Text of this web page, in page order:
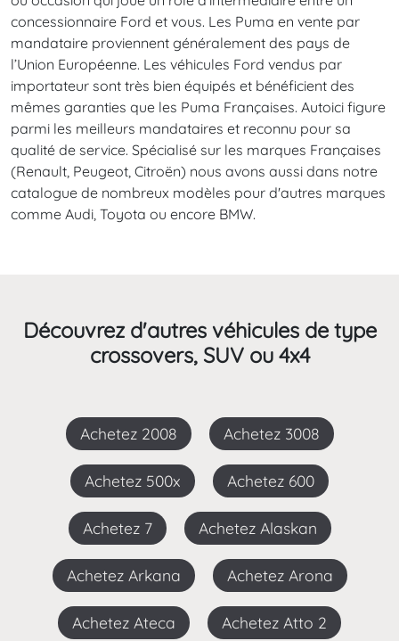
concessionnaire Ford et vous. Les Puma en vente par
mandataire proviennent généralement des pays de
l’Union Européenne. Les véhicules Ford vendus par
importateur sont très bien équipés et bénéficient des
mêmes garanties que les Puma Françaises. Autoici figure
parmi les meilleurs mandataires et reconnu pour sa
qualité de service. Spécialisé sur les marques Françaises
(Renault, Peugeot, Citroën) nous avons aussi dans notre
catalogue de nombreux modèles pour d'autres marques
comme Audi, Toyota ou encore BMW.
Découvrez d'autres véhicules de type
crossovers, SUV ou 4x4
Achetez 2008 Achetez 3008
Achetez 500x Achetez 600
Achetez 7 Achetez Alaskan
Achetez Arkana Achetez Arona
Achetez Ateca Achetez Atto 2